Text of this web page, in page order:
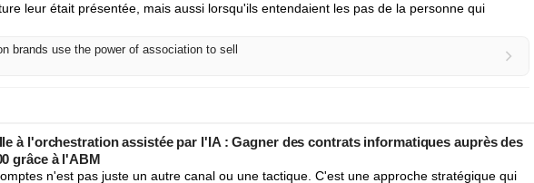
leur était présentée, mais aussi lorsqu'ils entendaient les pas de la personne qui
brands use the power of association to sell
à l'orchestration assistée par l'IA : Gagner des contrats informatiques auprès des
grâce à l'ABM
n'est pas juste un autre canal ou une tactique. C'est une approche stratégique qui